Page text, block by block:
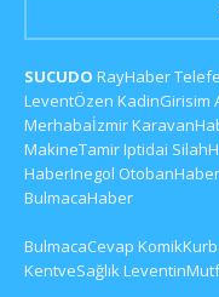
SUCUDO RayHaber
LeventÖzen KadinGirisim
Merhabaİzmir
MakineTamirIptidai
HaberInegol OtobanHaber
BulmacaHaber
BulmacaCevap
KentveSağlık